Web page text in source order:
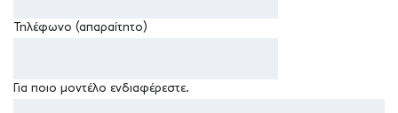
Τηλέφωνο (απαραίτητο)
Για ποιο μοντέλο ενδιαφέρεστε.